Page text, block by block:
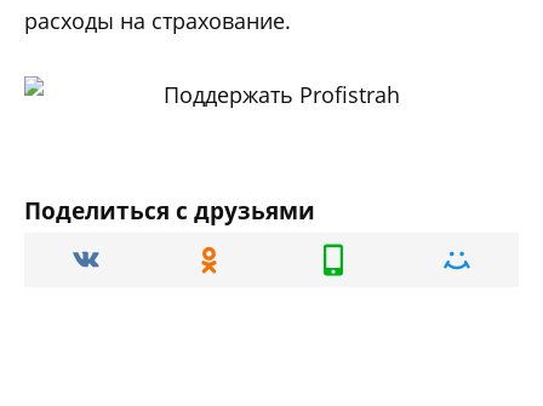
расходы на страхование.
Поделиться с друзьями